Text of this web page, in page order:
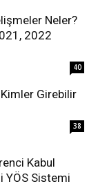
Neler?
2022
40
Kimler Girebilir
38
Kabul
YÖS Sistemi